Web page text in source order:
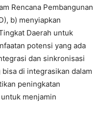
Rencana Pembangunan
b) menyiapkan
Daerah untuk
potensi yang ada
dan sinkronisasi
di integrasikan dalam
peningkatan
menjamin